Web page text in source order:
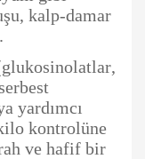
kalp-damar
yardımcı
kontrolüne
ve hafif bir